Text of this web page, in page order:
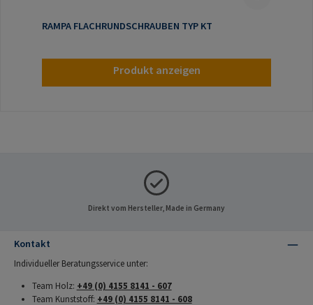
RAMPA FLACHRUNDSCHRAUBEN TYP KT
Produkt anzeigen
Direkt vom Hersteller, Made in Germany
Kontakt
Individueller Beratungsservice unter:
Team Holz: +49 (0) 4155 8141 - 607
Team Kunststoff: +49 (0) 4155 8141 - 608